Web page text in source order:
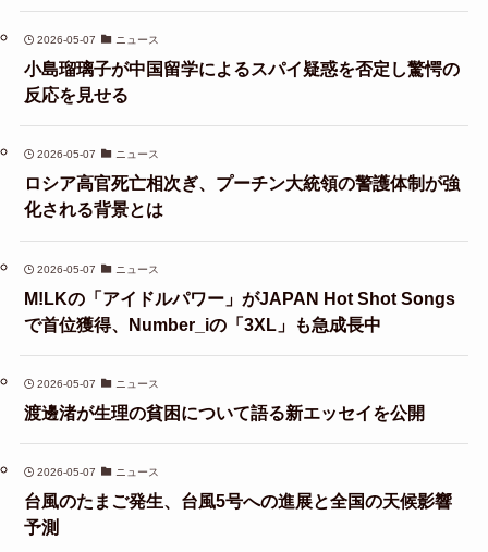
2026-05-07 ニュース
小島瑠璃子が中国留学によるスパイ疑惑を否定し驚愕の
反応を見せる
2026-05-07 ニュース
ロシア高官死亡相次ぎ、プーチン大統領の警護体制が強
化される背景とは
2026-05-07 ニュース
M!LKの「アイドルパワー」がJAPAN Hot Shot Songs
で首位獲得、Number_iの「3XL」も急成長中
2026-05-07 ニュース
渡邊渚が生理の貧困について語る新エッセイを公開
2026-05-07 ニュース
台風のたまご発生、台風5号への進展と全国の天候影響
予測